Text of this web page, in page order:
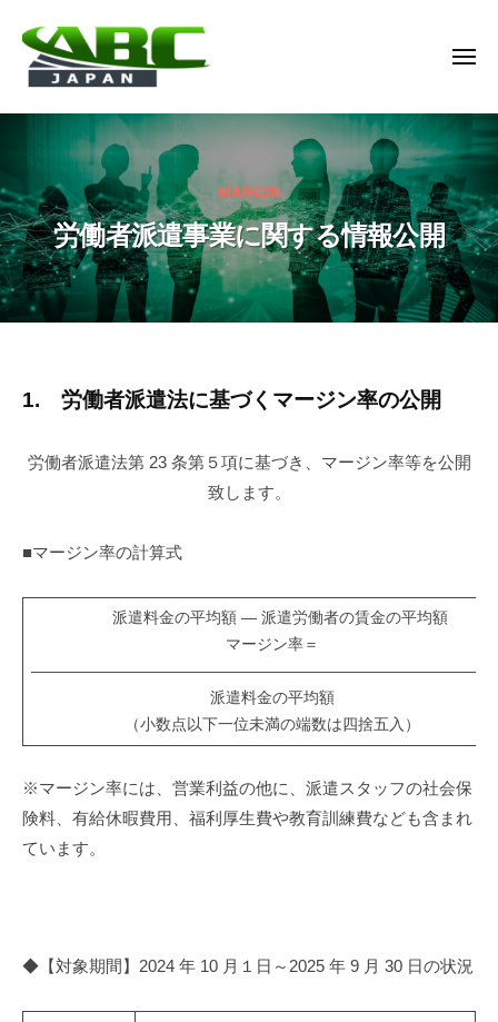
ス
キ
ッ
プ
A
J
A
P
A
N
式
社
名
市
か
ら
浜
松
人
遣
負
メ
ー
MARGIN
労働者派遣事業に関する情報公開
労
遣
事
に
る
情
開
2026
by
1. 労働者派遣法に基づくマージン率の公開
労働者派遣法第 23 条第５項に基づき、マージン率等を公開
致します。
■マージン率の計算式
派遣料金の平均額 ― 派遣労働者の賃金の平均額
マージン率＝
派遣料金の平均額
（小数点以下一位未満の端数は四捨五入）
※マージン率には、営業利益の他に、派遣スタッフの社会保
険料、有給休暇費用、福利厚生費や教育訓練費なども含まれ
ています。
◆【対象期間】2024 年 10 月１日～2025 年 9 月 30 日の状況
B
C
株
式
会
社